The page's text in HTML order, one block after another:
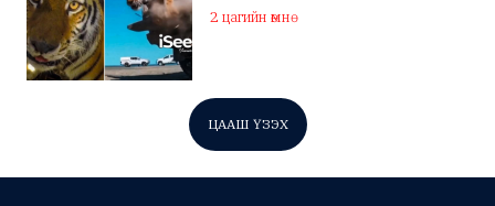
2 цагийн өмнө
ЦААШ ҮЗЭХ